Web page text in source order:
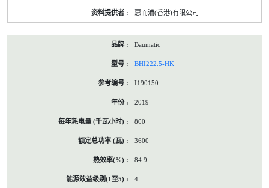
惠而浦(香港)有限公司
Baumatic
BHI222.5-HK
I190150
2019
800
3600
84.9
4